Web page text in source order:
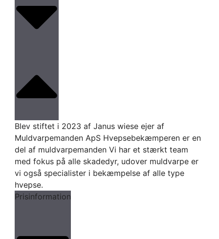
Blev stiftet i 2023 af Janus wiese ejer af
Muldvarpemanden ApS Hvepsebekæmperen er en
del af muldvarpemanden Vi har et stærkt team
med fokus på alle skadedyr, udover muldvarpe er
vi også specialister i bekæmpelse af alle type
hvepse.
Prisinformation